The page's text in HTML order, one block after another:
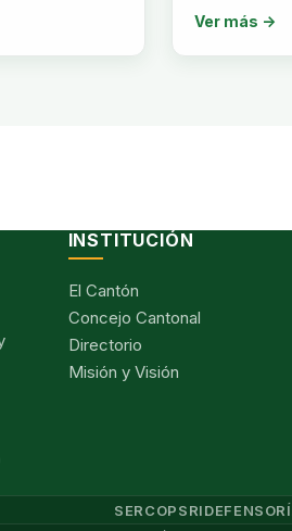
Ver más →
INSTITUCIÓN
El Cantón
Concejo Cantonal
Directorio
Misión y Visión
SERCOPSRI